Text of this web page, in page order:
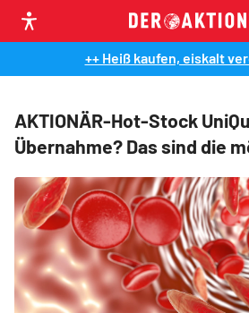
++ Heiß kaufen, eiskalt
AKTIONÄR-Hot-Stock
Übernahme? Das sind die